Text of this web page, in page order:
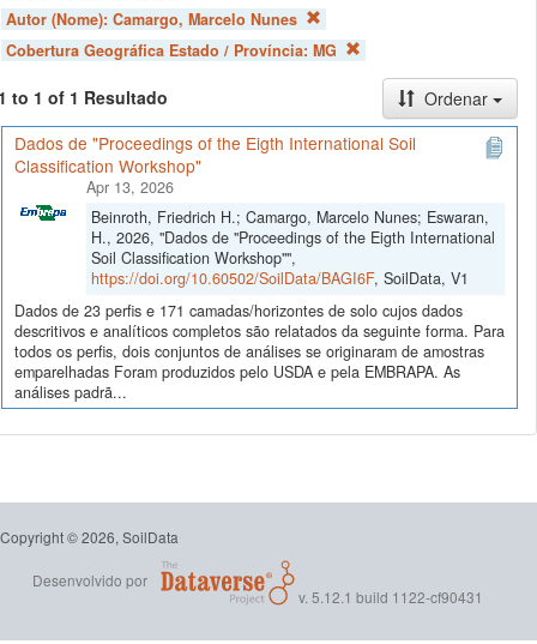
Autor (Nome): Camargo, Marcelo Nunes
Cobertura Geográfica Estado / Província: MG
to 1 of 1 Resultado
Ordenar
Dados de "Proceedings of the Eigth International Soil
Classification Workshop"
Apr 13, 2026
Beinroth, Friedrich H.; Camargo, Marcelo Nunes; Eswaran,
H., 2026, "Dados de "Proceedings of the Eigth International
Soil Classification Workshop"",
https://doi.org/10.60502/SoilData/BAGI6F, SoilData, V1
Dados de 23 perfis e 171 camadas/horizontes de solo cujos dados
descritivos e analíticos completos são relatados da seguinte forma. Para
todos os perfis, dois conjuntos de análises se originaram de amostras
emparelhadas Foram produzidos pelo USDA e pela EMBRAPA. As
análises padrã...
Copyright © 2026, SoilData
Desenvolvido por
v. 5.12.1 build 1122-cf90431